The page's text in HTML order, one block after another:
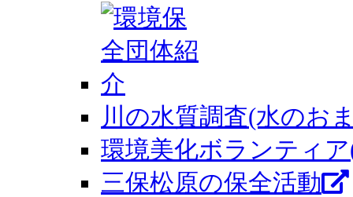
川の水質調査(水のお
環境美化ボランティ
三保松原の保全活動